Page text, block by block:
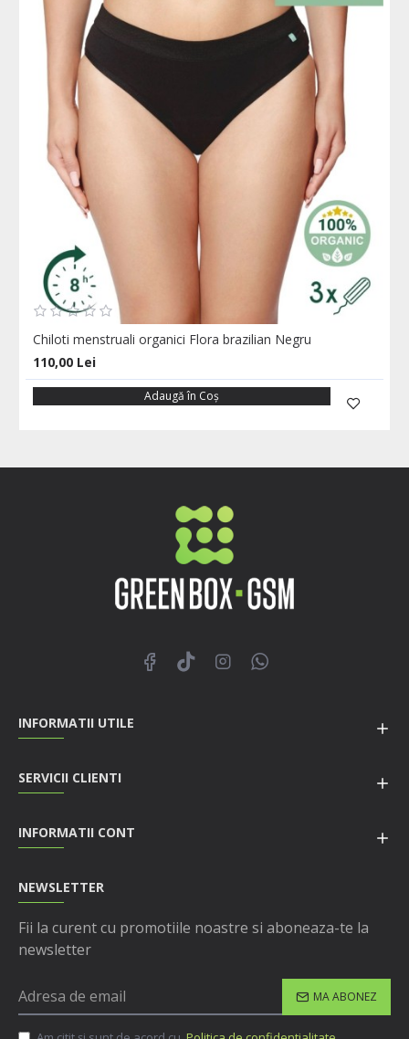
Chiloti menstruali organici Flora brazilian Negru
110,00 Lei
Adaugă în Coş
INFORMATII UTILE
SERVICII CLIENTI
INFORMATII CONT
NEWSLETTER
Fii la curent cu promotiile noastre si aboneaza-te la
newsletter
MA ABONEZ